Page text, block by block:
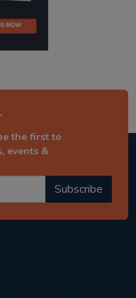
the first to
events &
Subscribe